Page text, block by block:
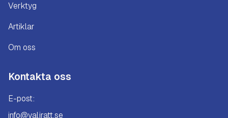
Verktyg
Artiklar
Om oss
Kontakta oss
E-post:
info@valjratt.se